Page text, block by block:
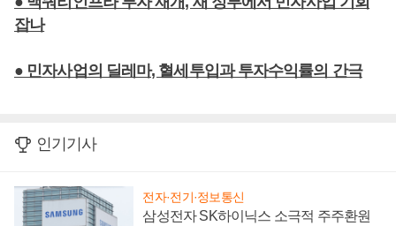
잡나
● 민자사업의 딜레마, 혈세투입과 투자수익률의 간극
인기기사
전자·전기·정보통신
삼성전자 SK하이닉스 소극적 주주환원